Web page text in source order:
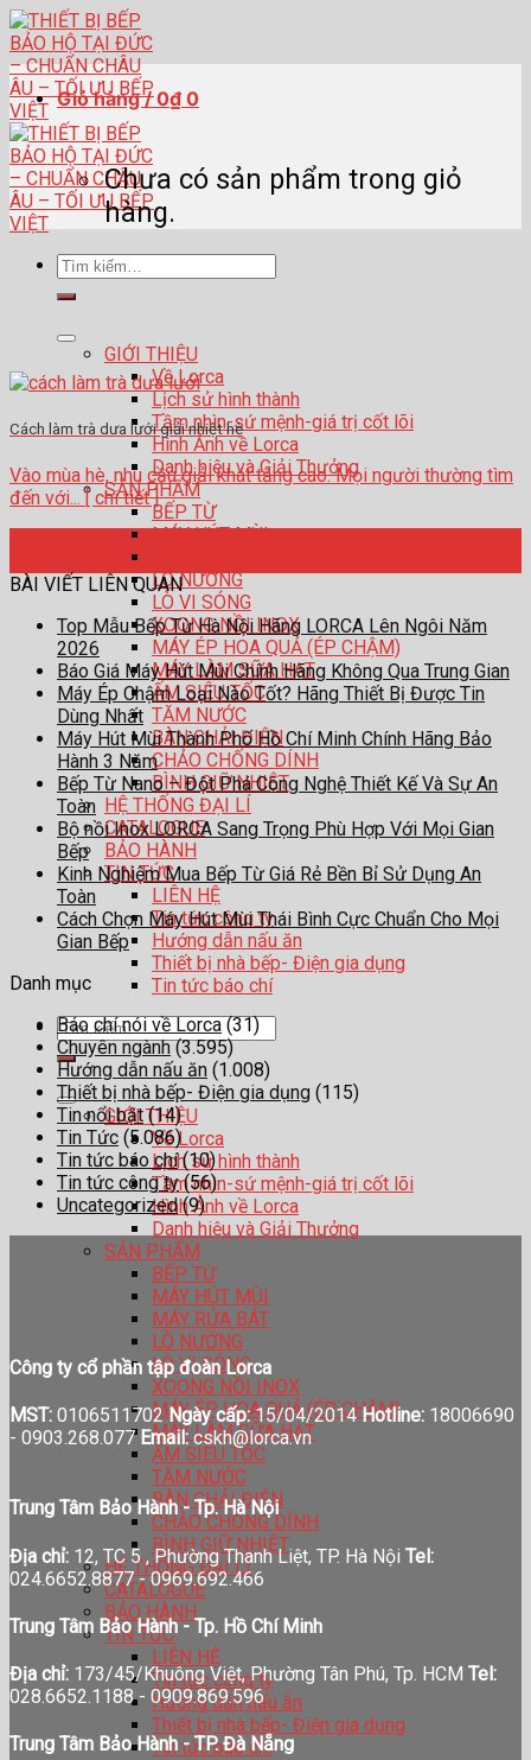
Skip
to
content
Tìm
kiếm:
GIỚI THIỆU
Về Lorca
Lịch sử hình thành
Tầm nhìn-sứ mệnh-giá trị cốt lõi
Hình Ảnh về Lorca
Danh hiệu và Giải Thưởng
SẢN PHẨM
BẾP TỪ
MÁY HÚT MÙI
LÒ NƯỚNG
LÒ VI SÓNG
XOONG NỒI INOX
MÁY ÉP HOA QUẢ (ÉP CHẬM)
MÁY LÀM SỮA HẠT
ẤM SIÊU TỐC
TĂM NƯỚC
BÀN CHẢI ĐIỆN
CHẢO CHỐNG DÍNH
BÌNH GIỮ NHIỆT
HỆ THỐNG ĐẠI LÍ
CATALOGUE
BẢO HÀNH
TIN TỨC
LIÊN HỆ
Tin tức công ty
Hướng dẫn nấu ăn
Thiết bị nhà bếp- Điện gia dụng
Tin tức báo chí
Tìm
kiếm:
GIỚI THIỆU
Về Lorca
Lịch sử hình thành
Tầm nhìn-sứ mệnh-giá trị cốt lõi
Hình Ảnh về Lorca
Danh hiệu và Giải Thưởng
SẢN PHẨM
BẾP TỪ
MÁY HÚT MÙI
MÁY RỬA BÁT
LÒ NƯỚNG
LÒ VI SÓNG
XOONG NỒI INOX
MÁY ÉP HOA QUẢ (ÉP CHẬM)
MÁY LÀM SỮA HẠT
ẤM SIÊU TỐC
TĂM NƯỚC
BÀN CHẢI ĐIỆN
CHẢO CHỐNG DÍNH
BÌNH GIỮ NHIỆT
HỆ THỐNG ĐẠI LÍ
CATALOGUE
BẢO HÀNH
TIN TỨC
LIÊN HỆ
Tin tức công ty
Hướng dẫn nấu ăn
Thiết bị nhà bếp- Điện gia dụng
Tin tức báo chí
Giỏ hàng /0₫ 0
Chưa có sản phẩm trong giỏ
hàng.
Cách làm trà dưa lưới giải nhiệt hè
Vào mùa hè, nhu cầu giải khát tăng cao. Mọi người thường tìm
đến với... [ chi tiết ]
BÀI VIẾT LIÊN QUAN
Top Mẫu Bếp Từ Hà Nội Hãng LORCA Lên Ngôi Năm
2026
Báo Giá Máy Hút Mùi Chính Hãng Không Qua Trung Gian
Máy Ép Chậm Loại Nào Tốt? Hãng Thiết Bị Được Tin
Dùng Nhất
Máy Hút Mùi Thành Phố Hồ Chí Minh Chính Hãng Bảo
Hành 3 Năm
Bếp Từ Nano – Đột Phá Công Nghệ Thiết Kế Và Sự An
Toàn
Bộ nồi Inox LORCA Sang Trọng Phù Hợp Với Mọi Gian
Bếp
Kinh Nghiệm Mua Bếp Từ Giá Rẻ Bền Bỉ Sử Dụng An
Toàn
Cách Chọn Máy Hút Mùi Thái Bình Cực Chuẩn Cho Mọi
Gian Bếp
Danh mục
Báo chí nói về Lorca (31)
Chuyên ngành(3.595)
Hướng dẫn nấu ăn (1.008)
Thiết bị nhà bếp- Điện gia dụng (115)
Tin nổi bật(14)
Tin Tức (5.086)
Tin tức báo chí(10)
Tin tức công ty(56)
Uncategorized(9)
Công ty cổ phần tập đoàn Lorca
MST: 0106511702Ngày cấp:15/04/2014Hotline: 18006690
- 0903.268.077 Email:cskh@lorca.vn
Trung Tâm Bảo Hành - Tp. Hà Nội
Địa chỉ: 12, TC 5 , Phường Thanh Liệt, TP. Hà Nội Tel:
024.6652.8877 - 0969.692.466
Trung Tâm Bảo Hành - Tp. Hồ Chí Minh
Địa chỉ: 173/45/Khuông Việt, Phường Tân Phú, Tp. HCM Tel:
028.6652.1188 - 0909.869.596
Trung Tâm Bảo Hành - TP. Đà Nẵng